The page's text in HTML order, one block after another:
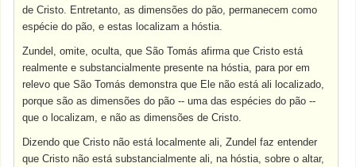
de Cristo. Entretanto, as dimensões do pão, permanecem como
espécie do pão, e estas localizam a hóstia.
Zundel, omite, oculta, que São Tomás afirma que Cristo está
realmente e substancialmente presente na hóstia, para por em
relevo que São Tomás demonstra que Ele não está ali localizado,
porque são as dimensões do pão -- uma das espécies do pão --
que o localizam, e não as dimensões de Cristo.
Dizendo que Cristo não está localmente ali, Zundel faz entender
que Cristo não está substancialmente ali, na hóstia, sobre o altar,